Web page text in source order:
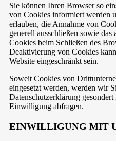
Sie können Ihren Browser so
von Cookies informiert werden
erlauben, die Annahme von
generell ausschließen sowie das
Cookies beim Schließen des
Deaktivierung von Cookies
Website eingeschränkt sein.
Soweit Cookies von
eingesetzt werden, werden wir
Datenschutzerklärung
Einwilligung abfragen.
EINWILLIGUNG MIT